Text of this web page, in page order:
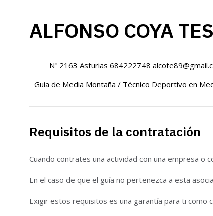
ALFONSO COYA
Nº 2163 Asturias 684222748
Guía de Media Montaña / Técnico Deportivo en
Requisitos de la contratación
Cuando contrates una actividad con una empresa o
En el caso de que el guía no pertenezca a esta
Exigir estos requisitos es una garantía para ti como